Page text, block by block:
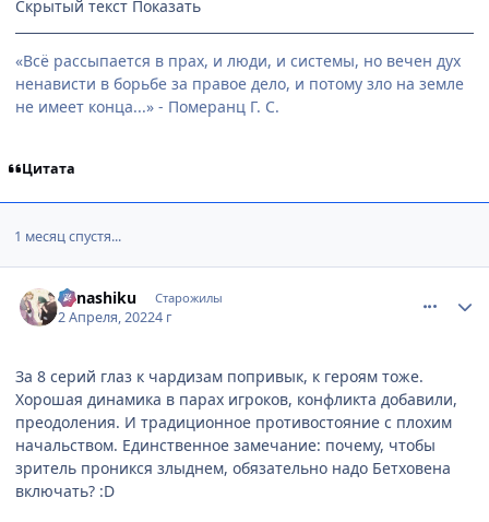
Скрытый текст
«Всё рассыпается в прах, и люди, и системы, но вечен дух
ненависти в борьбе за правое дело, и потому зло на земле
не имеет конца...» - Померанц Г. С.
Цитата
1 месяц спустя...
Kanashiku Старожилы
2 Апреля, 20224 г
За 8 серий глаз к чардизам попривык, к героям тоже.
Хорошая динамика в парах игроков, конфликта добавили,
преодоления. И традиционное противостояние с плохим
начальством. Единственное замечание: почему, чтобы
зритель проникся злыднем, обязательно надо Бетховена
включать? :D